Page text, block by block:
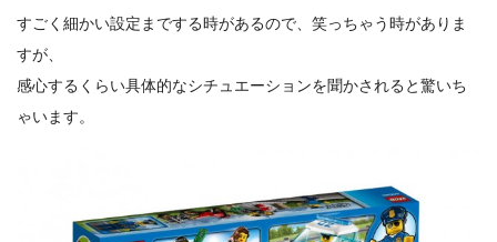
すごく細かい設定までする時があるので、笑っちゃう時がありま
すが、
感心するくらい具体的なシチュエーションを聞かされると驚いち
ゃいます。